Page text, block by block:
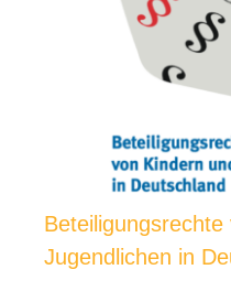
Beteiligungsrechte
Jugendlichen in